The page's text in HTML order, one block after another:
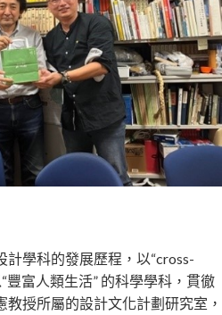
學科的發展歷程，以“cross-
富人類生活” 的科學學科，貫徹
授所屬的設計文化計劃研究室，